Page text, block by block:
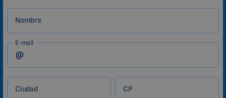
Nombre
E-mail
Ciudad CP